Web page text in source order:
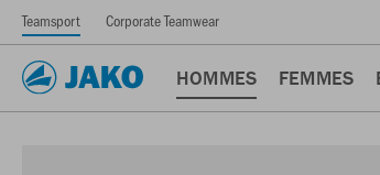
Teamsport Corporate Teamwear
HOMMES FEMMES